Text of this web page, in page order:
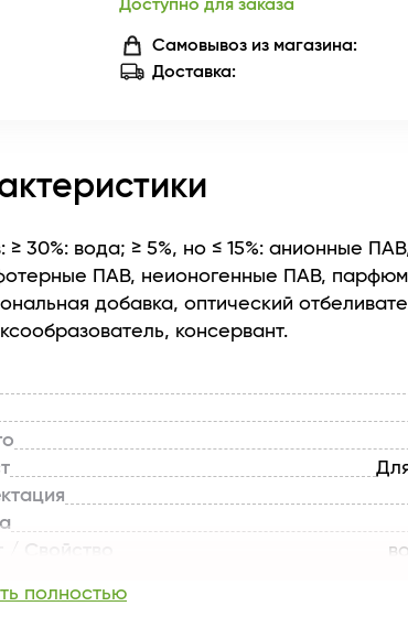
Доступно для заказа
Самовывоз из магазина:
Доставка:
≥ 30%: вода; ≥ 5%, но ≤ 15%: анионные
ПАВ, неионогенные ПАВ,
добавка, оптический
консервант.
/ Свойство
полностью